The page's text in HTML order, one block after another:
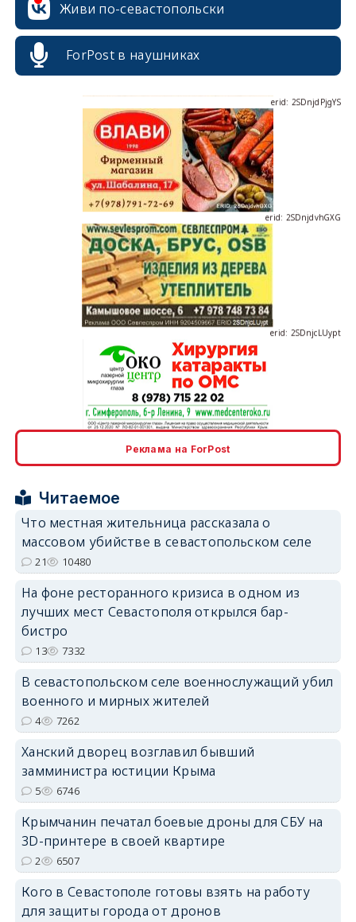
Живи по-севастопольски
ForPost в наушниках
erid: 2SDnjdvhGXG
erid: 2SDnjcLUypt
erid: 2SDnjcrDNw6
Реклама на ForPost
Читаемое
Что местная жительница рассказала о
массовом убийстве в севастопольском селе
21 10480
На фоне ресторанного кризиса в одном из
лучших мест Севастополя открылся бар-
бистро
13 7332
В севастопольском селе военнослужащий убил
военного и мирных жителей
4 7262
Ханский дворец возглавил бывший
замминистра юстиции Крыма
5 6746
Крымчанин печатал боевые дроны для СБУ на
3D-принтере в своей квартире
2 6507
Кого в Севастополе готовы взять на работу
для защиты города от дронов